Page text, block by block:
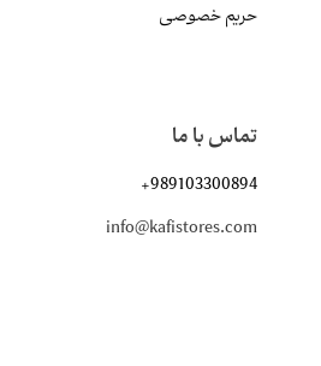
حریم خصوصی
تماس با ما
+989103300894
info@kafistores.com